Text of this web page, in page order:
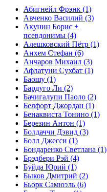
Абигнейл Фрэнк (1)
Авченко Василий (3)
Акунин Борис +
псевдонимы (4)
Алешковский Пётр (1)
Анхем Стефан (6)
Анчаров Михаил (3)
Афлатуни Сухбат (1)
Баошу (1)
Бардуго Ли (2)
Бачигалупи Паоло (2)
Белфорт Джордан (1)
Бенаквиста Тонино (1)
Березин Антон (1)
Болдаччи Дэвид (3)
Болл Джесси (1)
Бондаренко Светлана (1)
Брэдбери Рэй (4)
Буйда Юрий (1)
Быков Дмитрий (2)
Бьорк Самюэль (6)